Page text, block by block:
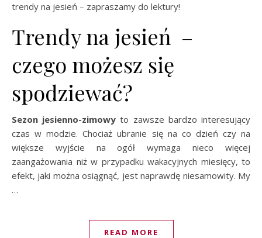
trendy na jesień – zapraszamy do lektury!
Trendy na jesień –
czego możesz się
spodziewać?
Sezon jesienno-zimowy to zawsze bardzo interesujący
czas w modzie. Chociaż ubranie się na co dzień czy na
większe wyjście na ogół wymaga nieco więcej
zaangażowania niż w przypadku wakacyjnych miesięcy, to
efekt, jaki można osiągnąć, jest naprawdę niesamowity. My
…
READ MORE